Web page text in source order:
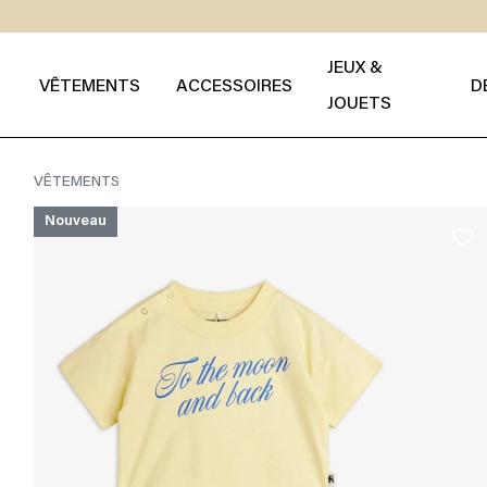
VÊTEMENTS ACCESSOIRES
JEUX &
JOUETS
VÊTEMENTS
Nouveau